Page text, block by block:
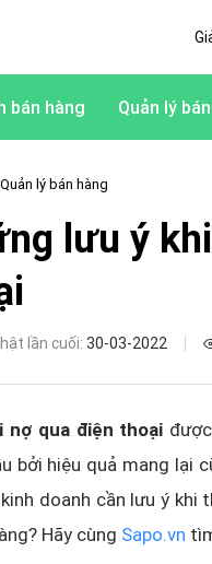
bán hàng Quản lý
Quản lý bán hàng
lưu ý
lần cuối: 30-03-2022
nợ qua điện thoại
bởi hiệu quả mang lại
doanh cần lưu ý
Hãy cùng Sapo.vn